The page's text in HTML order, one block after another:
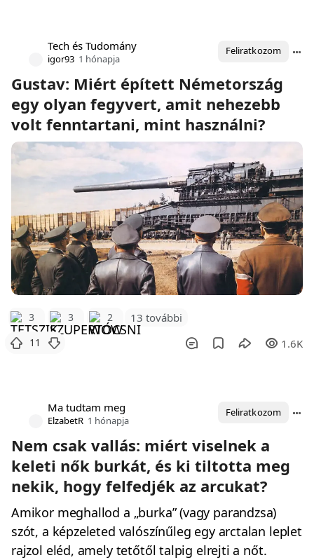
Tech és Tudomány
igor93 1 hónapja
Feliratkozom
Gustav: Miért épített Németország
egy olyan fegyvert, amit nehezebb
volt fenntartani, mint használni?
3 3 2 13 további
11 1.6K
Ma tudtam meg
ElzabetR 1 hónapja
Feliratkozom
Nem csak vallás: miért viselnek a
keleti nők burkát, és ki tiltotta meg
nekik, hogy felfedjék az arcukat?
Amikor meghallod a „burka” (vagy parandzsa)
szót, a képzeleted valószínűleg egy arctalan leplet
rajzol eléd, amely tetőtől talpig elrejti a nőt.